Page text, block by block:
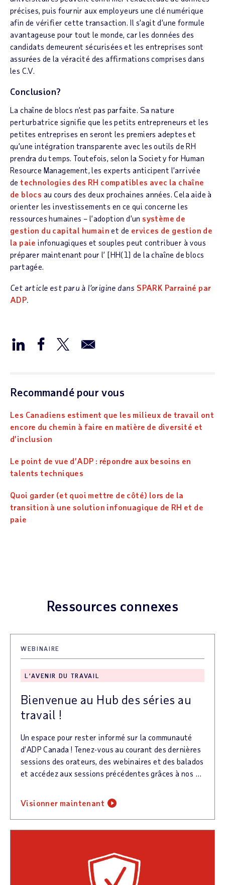
précises, puis fournir aux employeurs une clé numérique
afin de vérifier cette transaction. Il s’agit d’une formule
avantageuse pour tout le monde, car les données des
candidats demeurent sécurisées et les entreprises sont
assurées de la véracité des affirmations comprises dans
les C.V.
Conclusion?
La chaîne de blocs n’est pas parfaite. Sa nature
perturbatrice signifie que les petits entrepreneurs et les
petites entreprises en seront les premiers adeptes et
qu’une intégration transparente avec les outils de RH
prendra du temps. Toutefois, selon la Society for Human
Resource Management, les experts anticipent l’arrivée
detechnologies des RH compatibles avec la chaîne
de blocs au cours des deux prochaines années. Cela aide à
orienter les investissements en ce qui concerne les
ressources humaines – l’adoption d’unsystème de
gestion du capital humain et de ervices de gestion de
la paie infonuagiques et souples peut contribuer à vous
préparer maintenant pour l’ [HH(1] de la chaîne de blocs
partagée.
Cet article est paru à l’origine dans SPARK Parrainé par
ADP.
Recommandé pour vous
Les Canadiens estiment que les milieux de travail ont
encore du chemin à faire en matière de diversité et
d’inclusion
Le point de vue d’ADP : répondre aux besoins en
talents techniques
Quoi garder (et quoi mettre de côté) lors de la
transition à une solution infonuagique de RH et de
paie
Ressources connexes
WEBINAIRE
L’AVENIR DU TRAVAIL
Bienvenue au Hub des séries au
travail !
Un espace pour rester informé sur la communauté
d’ADP Canada ! Tenez-vous au courant des dernières
sessions des orateurs, des webinaires et des balados
et accédez aux sessions précédentes grâces à nos bibliothèques à la demande. Inscrivez-vous à notre lettre d’information pour rester au courant de tout ce qui se passe avec au travail !
visionner maintenant